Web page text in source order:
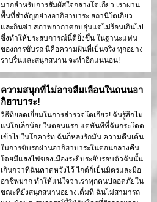
มากสำหรับการสัมผัสใจกลางโตเกียว เราผ่าน
พื้นที่สำคัญอย่างอากิฮาบาระ สถานีโตเกียว
และกินซ่า สภาพอากาศอบอุ่นแต่ไม่ร้อนเกินไป
ซึ่งทำให้ประสบการณ์นี้ดียิ่งขึ้น ในฐานะแฟน
ของการขับรถ นี่คือความฝันที่เป็นจริง ทุกอย่าง
ราบรื่นและสนุกสนาน จะทำอีกแน่นอน!
ความสนุกที่ไม่อาจลืมเลือนในถนนอา
กิฮาบาระ!
วิธีที่ยอดเยี่ยมในการสำรวจโตเกียว! ฉันรู้สึกไม่
แน่ใจเล็กน้อยในตอนแรก แต่ทันทีที่ฉันกระโดด
เข้าไปในโกคาร์ท ฉันก็หลงรักมัน ความตื่นเต้น
ในการขับรถผ่านอากิฮาบาระในตอนกลางคืน
โดยมีแสงไฟของเมืองระยิบระยับรอบตัวฉันนั้น
เกินกว่าที่ฉันคาดหวังไว้ ไกด์ก็เป็นมิตรและมือ
อาชีพมาก ทำให้แน่ใจว่าเราทุกคนปลอดภัยใน
ขณะที่ยังสนุกสนานอย่างเต็มที่ ฉันไม่สามารถ